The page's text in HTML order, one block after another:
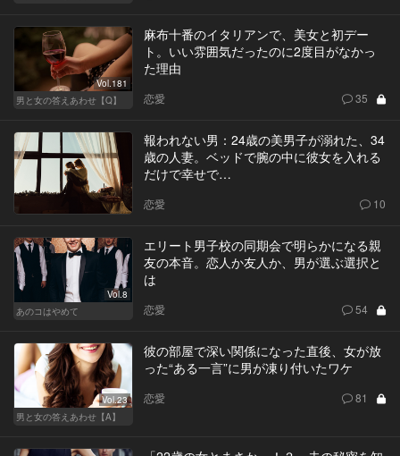
Vol.181
男と女の答えあわせ【Q】
麻布十番のイタリアンで、美女と初デー
ト。いい雰囲気だったのに2度目がなかっ
た理由
恋愛 35
報われない男：24歳の美男子が溺れた、34
歳の人妻。ベッドで腕の中に彼女を入れる
だけで幸せで…
恋愛 10
Vol.8
あのコはやめて
エリート男子校の同期会で明らかになる親
友の本音。恋人か友人か、男が選ぶ選択と
は
恋愛 54
Vol.23
男と女の答えあわせ【A】
彼の部屋で深い関係になった直後、女が放
った“ある一言”に男が凍り付いたワケ
恋愛 81